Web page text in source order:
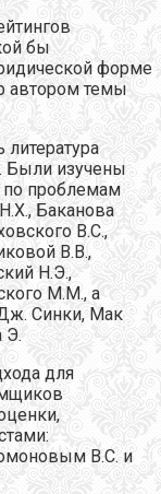
бы
форме
автором темы
Были изучены
по проблемам
Баканова
В.С.,
В.В.,
Н.Э.,
М.М., а
Синки, Мак
Э.
для
В.С. и